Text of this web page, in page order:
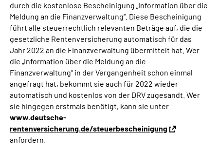
Über uns
Inhalte in Gebärdensprache (DGS)
Leichte Sprache
Suche
Mein Kundenportal
durch die kostenlose Bescheinigung „Information über die
Meldung an die Finanzverwaltung“. Diese Bescheinigung
führt alle steuerrechtlich relevanten Beträge auf, die die
gesetzliche Rentenversicherung automatisch für das
Jahr 2022 an die Finanzverwaltung übermittelt hat. Wer
die „Information über die Meldung an die
Finanzverwaltung“ in der Vergangenheit schon einmal
angefragt hat, bekommt sie auch für 2022 wieder
automatisch und kostenlos von der DRVzugesandt. Wer
sie hingegen erstmals benötigt, kann sie unter
www.deutsche-
rentenversicherung.de/steuerbescheinigung
anfordern.